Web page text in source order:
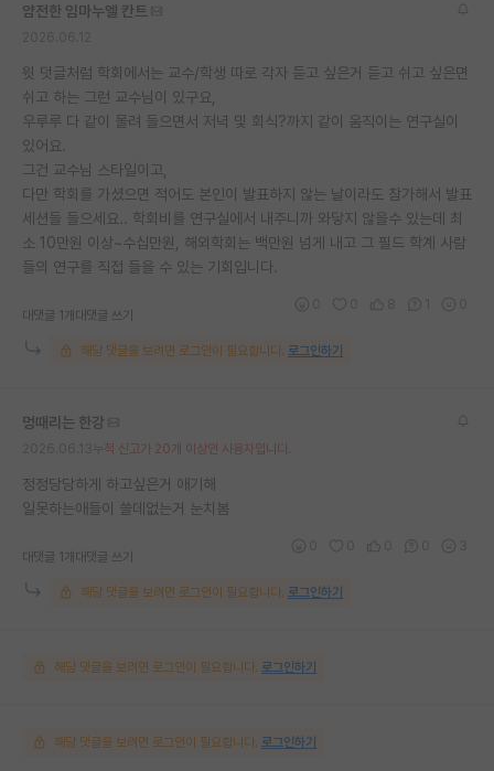
얌전한 임마누엘 칸트
윗 덧글처럼 학회에서는 교수/학생 따로 각자 듣고 싶은거 듣고 쉬고 싶은면
쉬고 하는 그런 교수님이 있구요,
우루루 다 같이 몰려 들으면서 저녁 및 회식?까지 같이 움직이는 연구실이
있어요.
그건 교수님 스타일이고,
다만 학회를 가셨으면 적어도 본인이 발표하지 않는 날이라도 참가해서 발표
세션들 들으세요.. 학회비를 연구실에서 내주니까 와닿지 않을수 있는데 최
소 10만원 이상~수십만원, 해외학회는 백만원 넘게 내고 그 필드 학계 사람
들의 연구를 직접 들을 수 있는 기회입니다.
대댓글 1개 대댓글 쓰기
해당 댓글을 보려면 로그인이 필요합니다. 로그인하기
멍때리는 한강
누적 신고가 20개 이상인 사용자입니다.
정정당당하게 하고싶은거 애기해
일못하는애들이 쓸데없는거 눈치봄
대댓글 1개 대댓글 쓰기
해당 댓글을 보려면 로그인이 필요합니다. 로그인하기
해당 댓글을 보려면 로그인이 필요합니다. 로그인하기
해당 댓글을 보려면 로그인이 필요합니다. 로그인하기